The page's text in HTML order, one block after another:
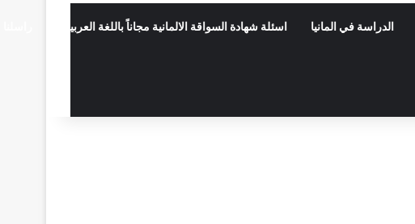
الدراسة في المانيا اسئلة شهادة السواقة الالمانية مجاناً باللغة العربية